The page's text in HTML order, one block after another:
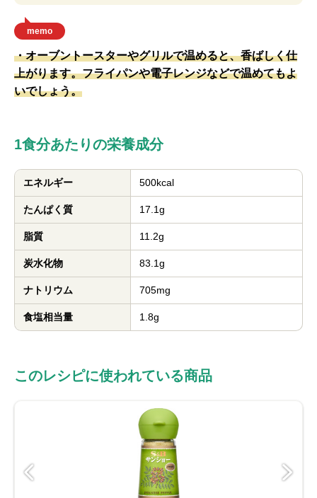
memo
・オーブントースターやグリルで温めると、香ばしく仕
上がります。フライパンや電子レンジなどで温めてもよ
いでしょう。
1食分あたりの栄養成分
エネルギー 500kcal
たんぱく質 17.1g
脂質 11.2g
炭水化物 83.1g
ナトリウム 705mg
食塩相当量 1.8g
このレシピに使われている商品